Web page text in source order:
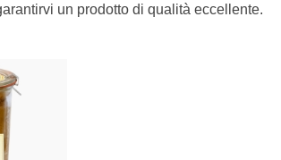
un prodotto di qualità eccellente.